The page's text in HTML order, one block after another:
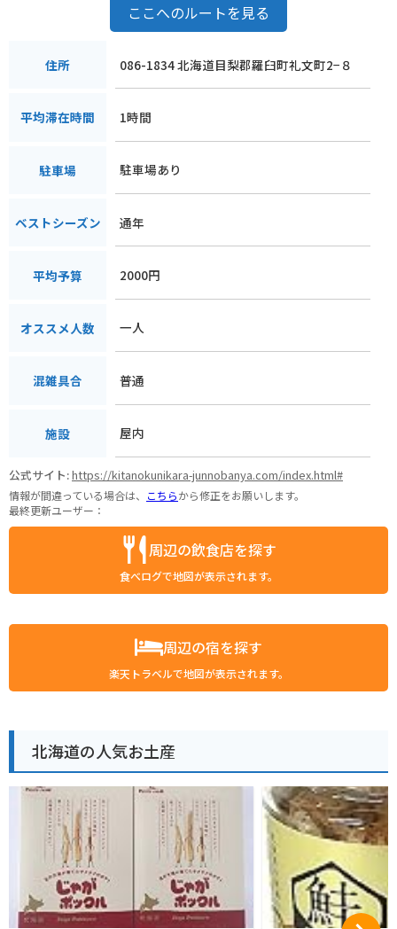
ここへのルートを見る
住所 086-1834 北海道目梨郡羅臼町礼文町2−８
平均滞在時間 1時間
駐車場 駐車場あり
ベストシーズン 通年
平均予算 2000円
オススメ人数 一人
混雑具合 普通
施設 屋内
公式サイト:https://kitanokunikara-junnobanya.com/index.html#
情報が間違っている場合は、 こちらから修正をお願いします。
最終更新ユーザー：
周辺の飲食店を探す
食べログで地図が表示されます。
周辺の宿を探す
楽天トラベルで地図が表示されます。
北海道の人気お土産